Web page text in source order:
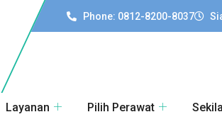
Phone: 0812-8200-8037
Layanan Pilih Perawat